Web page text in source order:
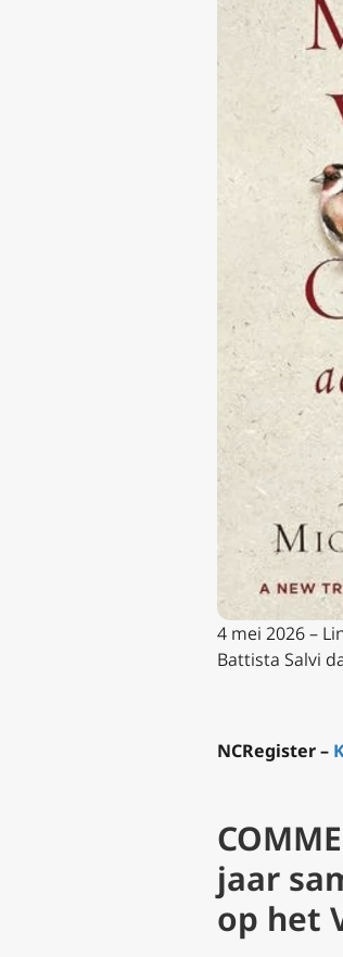
4 mei 2026 –
Battista Salvi
NCRegister –
jaar
op het